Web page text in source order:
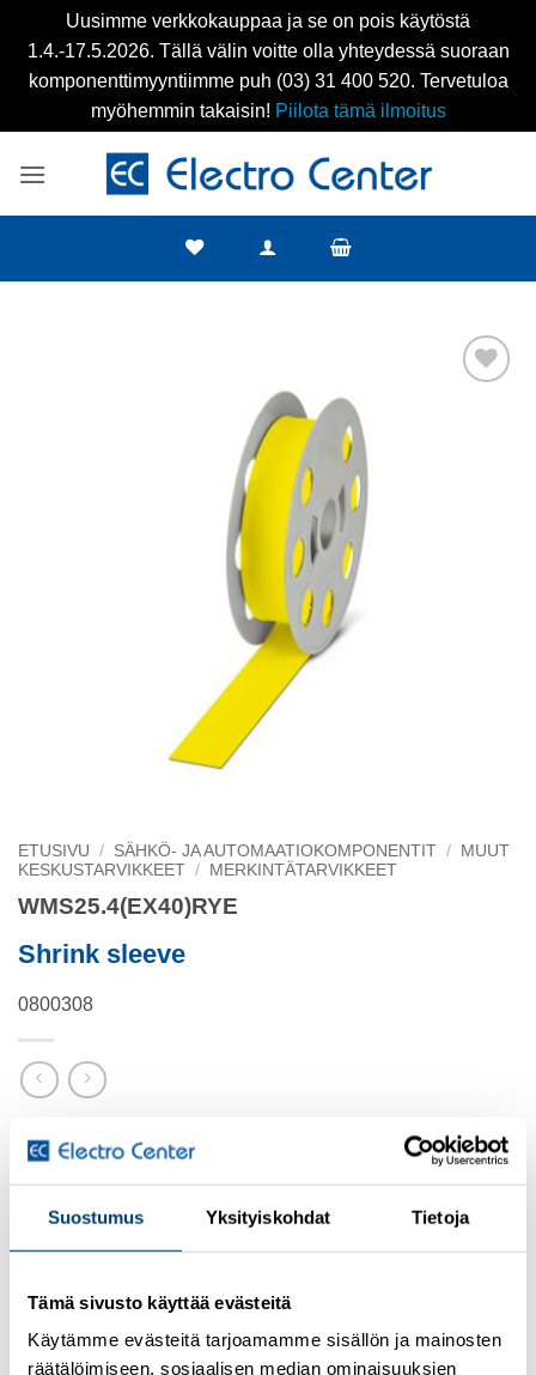
Suostumus Yksityiskohdat Tietoja
Tämä sivusto käyttää evästeitä
Käytämme evästeitä tarjoamamme sisällön ja mainosten
räätälöimiseen, sosiaalisen median ominaisuuksien
Uusimme verkkokauppaa ja se on pois käytöstä
1.4.-17.5.2026. Tällä välin voitte olla yhteydessä suoraan
komponenttimyyntiimme puh (03) 31 400 520. Tervetuloa
myöhemmin takaisin! Piilota tämä ilmoitus
ETUSIVU / SÄHKÖ- JA AUTOMAATIOKOMPONENTIT /
MUUT
KESKUSTARVIKKEET / MERKINTÄTARVIKKEET
WMS25.4(EX40)RYE
Shrink sleeve
0800308
Kirjaudu sisään nähdäksesi hinnat ja käyttääksesi
verkkokauppaa
Shrink sleeve, Roll, yellow, unlabeled, can be labeled with:
THERMOMARK E.300 (D)/600 (D), THERMOMARK
THERMOMARK ROLL, THERMOMARK ROLL 2.0,
THERMOMARK W, THERMOMARK X1.2, unperforated,
mounting type: slide-on, cable diameter range: 8.5 … 25.4